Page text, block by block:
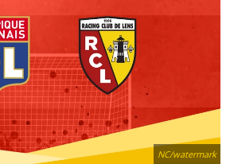
NC/watermark